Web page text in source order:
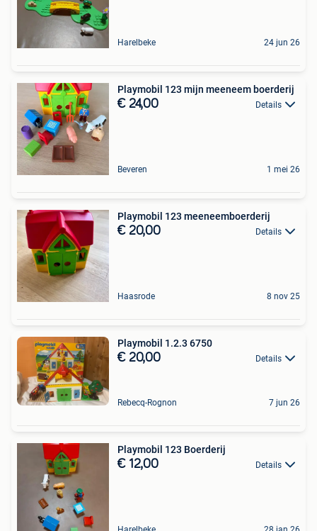
Harelbeke 24 jun 26
Playmobil 123 mijn meeneem boerderij
€ 24,00 Details
Beveren 1 mei 26
Playmobil 123 meeneemboerderij
€ 20,00 Details
Haasrode 8 nov 25
Playmobil 1.2.3 6750
€ 20,00 Details
Rebecq-Rognon 7 jun 26
Playmobil 123 Boerderij
€ 12,00 Details